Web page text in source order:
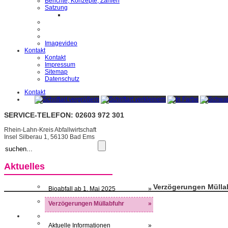
Satzung
Imagevideo
Kontakt
Kontakt
Impressum
Sitemap
Datenschutz
Kontakt
SERVICE-TELEFON: 02603 972 301
Rhein-Lahn-Kreis Abfallwirtschaft
Insel Silberau 1, 56130 Bad Ems
Aktuelles
Bioabfall ab 1. Mai 2025 »
Verzögerungen Müllabfuhr »
Aktuelle Informationen »
Verzögerungen